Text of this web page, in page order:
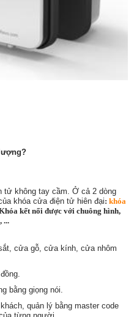
tử không tay cầm. Ở cả 2 dòng
khóa cửa điện tử hiên đại: khóa
kết nối được với chuông hình,
...
cửa gỗ, cửa kính, cửa nhôm
bằng giọng nói.
quản lý bằng master code